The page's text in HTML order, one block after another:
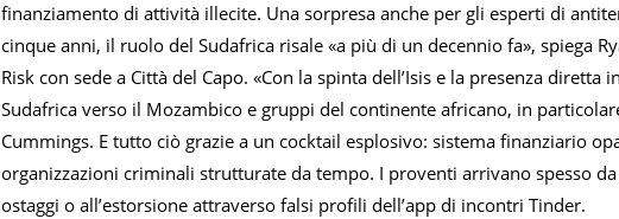
finanziamento di attività illecite. Una sorpresa anche per gli esperti di
cinque anni, il ruolo del Sudafrica risale «a più di un decennio fa», spiega
Risk con sede a Città del Capo. «Con la spinta dell’Isis e la presenza
Sudafrica verso il Mozambico e gruppi del continente africano, in
Cummings. E tutto ciò grazie a un cocktail esplosivo: sistema finanziario
organizzazioni criminali strutturate da tempo. I proventi arrivano spesso
ostaggi o all’estorsione attraverso falsi profili dell’app di incontri Tinder.